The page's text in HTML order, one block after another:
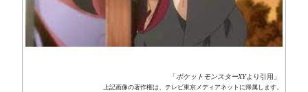
「ポケットモンスターXYより引用」
上記画像の著作権は、テレビ東京メディアネットに帰属します。